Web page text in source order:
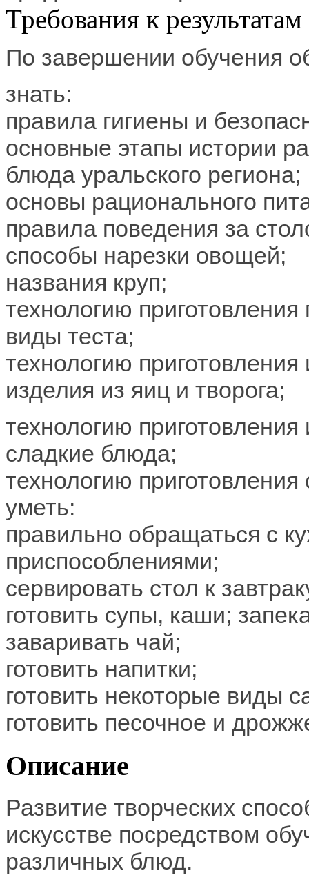
Требования к
По завершении обучения
знать:
правила гигиены и
основные этапы истории
блюда уральского региона;
основы рационального
правила поведения за
способы нарезки овощей;
названия круп;
технологию
виды теста;
технологию
изделия из яиц и творога;
технологию
сладкие блюда;
технологию
уметь:
правильно обращаться с
приспособлениями;
сервировать стол к
готовить супы, каши;
заваривать чай;
готовить напитки;
готовить некоторые виды
готовить песочное и
Описание
Развитие творческих
искусстве посредством
различных блюд.